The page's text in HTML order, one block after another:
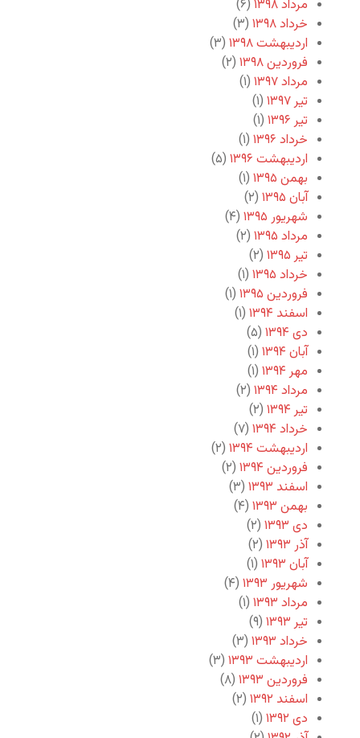
مرداد ۱۳۹۸
(۶)
خرداد ۱۳۹۸
(۳)
اردیبهشت ۱۳۹۸
(۳)
فروردین ۱۳۹۸
(۲)
مرداد ۱۳۹۷
(۱)
تیر ۱۳۹۷
(۱)
تیر ۱۳۹۶
(۱)
خرداد ۱۳۹۶
(۱)
اردیبهشت ۱۳۹۶
(۵)
بهمن ۱۳۹۵
(۱)
آبان ۱۳۹۵
(۲)
شهریور ۱۳۹۵
(۴)
مرداد ۱۳۹۵
(۲)
تیر ۱۳۹۵
(۲)
خرداد ۱۳۹۵
(۱)
فروردین ۱۳۹۵
(۱)
اسفند ۱۳۹۴
(۱)
دی ۱۳۹۴
(۵)
آبان ۱۳۹۴
(۱)
مهر ۱۳۹۴
(۱)
مرداد ۱۳۹۴
(۲)
تیر ۱۳۹۴
(۲)
خرداد ۱۳۹۴
(۷)
اردیبهشت ۱۳۹۴
(۲)
فروردین ۱۳۹۴
(۲)
اسفند ۱۳۹۳
(۳)
بهمن ۱۳۹۳
(۴)
دی ۱۳۹۳
(۲)
آذر ۱۳۹۳
(۲)
آبان ۱۳۹۳
(۱)
شهریور ۱۳۹۳
(۴)
مرداد ۱۳۹۳
(۱)
تیر ۱۳۹۳
(۹)
خرداد ۱۳۹۳
(۳)
اردیبهشت ۱۳۹۳
(۳)
فروردین ۱۳۹۳
(۸)
اسفند ۱۳۹۲
(۲)
دی ۱۳۹۲
(۱)